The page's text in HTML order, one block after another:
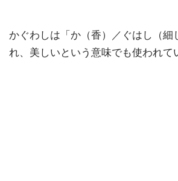
かぐわしは「か（香）／ぐはし（細
れ、美しいという意味でも使われて